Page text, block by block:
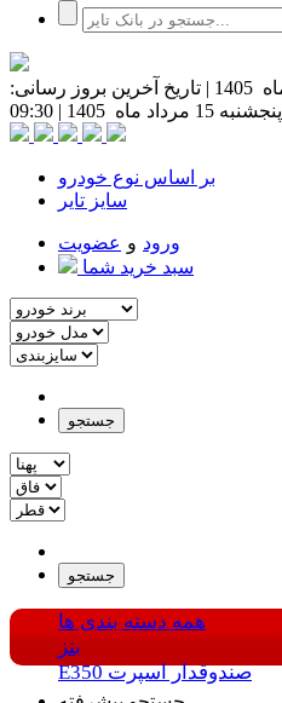
| تاریخ آخرین بروز رسانی:
پنجشنبه 15 مرداد ماه 1405
|
09:30
بر اساس نوع خودرو
سایز تایر
ورود و عضویت
سبد خرید شما
جستجو
جستجو
همه دسته بندی ها
بنز
E350 صندوقدار اسپرت